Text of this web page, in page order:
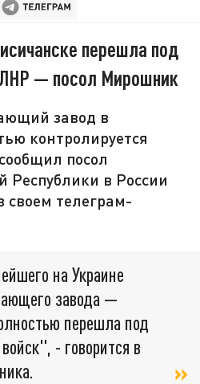
перешла под
— посол Мирошник
завод в
контролируется
посол
Республики в России
телеграм-
на Украине
завода —
перешла под
- говорится в